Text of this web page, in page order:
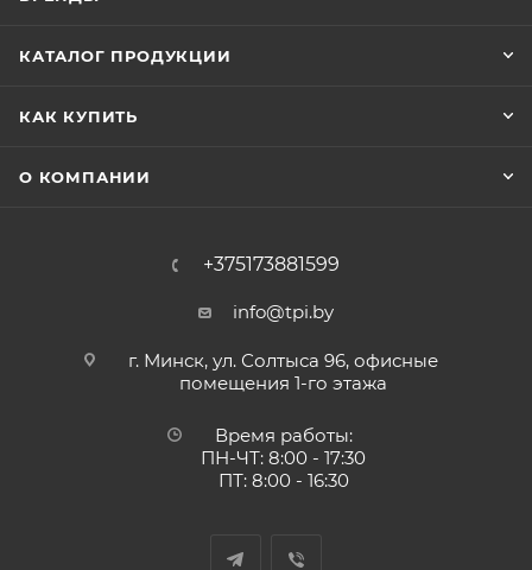
КАТАЛОГ ПРОДУКЦИИ
КАК КУПИТЬ
О КОМПАНИИ
+375173881599
info@tpi.by
г. Минск, ул. Солтыса 96, офисные
помещения 1-го этажа
Время работы:
ПН-ЧТ: 8:00 - 17:30
ПТ: 8:00 - 16:30